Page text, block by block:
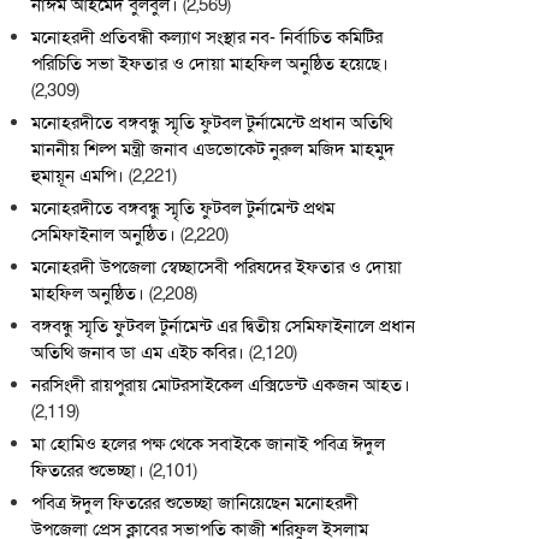
মনোহরদী প্রতিবন্ধী কল্যাণ সংস্থার নব- নির্বাচিত কমিটির
পরিচিতি সভা ইফতার ও দোয়া মাহফিল অনুষ্ঠিত হয়েছে।
(2,309)
মনোহরদীতে বঙ্গবন্ধু স্মৃতি ফুটবল টুর্নামেন্টে প্রধান অতিথি
মাননীয় শিল্প মন্ত্রী জনাব এডভোকেট নুরুল মজিদ মাহমুদ
হুমায়ূন এমপি। (2,221)
মনোহরদীতে বঙ্গবন্ধু স্মৃতি ফুটবল টুর্নামেন্ট প্রথম
সেমিফাইনাল অনুষ্ঠিত। (2,220)
মনোহরদী উপজেলা স্বেচ্ছাসেবী পরিষদের ইফতার ও দোয়া
মাহফিল অনুষ্ঠিত। (2,208)
বঙ্গবন্ধু স্মৃতি ফুটবল টুর্নামেন্ট এর দ্বিতীয় সেমিফাইনালে প্রধান
অতিথি জনাব ডা এম এইচ কবির। (2,120)
নরসিংদী রায়পুরায় মোটরসাইকেল এক্সিডেন্ট একজন আহত।
(2,119)
মা হোমিও হলের পক্ষ থেকে সবাইকে জানাই পবিত্র ঈদুল
ফিতরের শুভেচ্ছা। (2,101)
পবিত্র ঈদুল ফিতরের শুভেচ্ছা জানিয়েছেন মনোহরদী
উপজেলা প্রেস ক্লাবের সভাপতি কাজী শরিফুল ইসলাম